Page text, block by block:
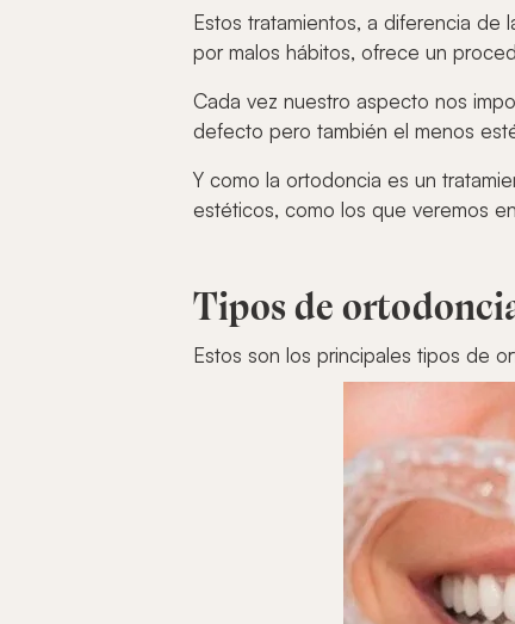
Estos tratamientos, a diferencia de
por malos hábitos, ofrece un
Cada vez nuestro aspecto nos
defecto pero también el menos
Y como la ortodoncia es un
estéticos, como los que veremos
Tipos de
Estos son los principales tipos de